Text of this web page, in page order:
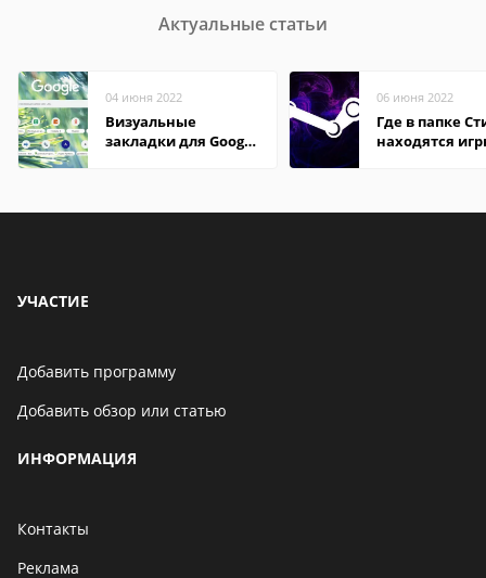
Актуальные статьи
04 июня 2022
Визуальные
закладки для Google
06 июня 2022
Где в папке
находятся
УЧАСТИЕ
Добавить программу
Добавить обзор или статью
ИНФОРМАЦИЯ
Контакты
Реклама